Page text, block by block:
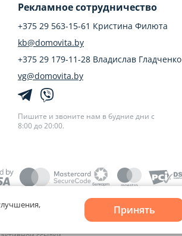
Рекламное сотрудничество
+375 29 563-15-61 Кристина Филюта
kb@domovita.by
+375 29 179-11-28 Владислав Гладченко
vg@domovita.by
Пишите и звоните нам в будние дни с
8:00 до 20:00.
Принять